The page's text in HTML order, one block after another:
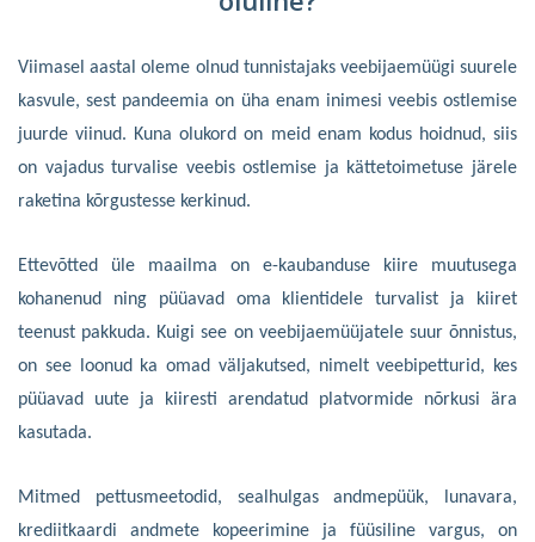
Viimasel aastal oleme olnud tunnistajaks veebijaemüügi suurele
kasvule, sest pandeemia on üha enam inimesi veebis ostlemise
juurde viinud. Kuna olukord on meid enam kodus hoidnud, siis
on vajadus turvalise veebis ostlemise ja kättetoimetuse järele
raketina kõrgustesse kerkinud.
Ettevõtted üle maailma on e-kaubanduse kiire muutusega
kohanenud ning püüavad oma klientidele turvalist ja kiiret
teenust pakkuda. Kuigi see on veebijaemüüjatele suur õnnistus,
on see loonud ka omad väljakutsed, nimelt veebipetturid, kes
püüavad uute ja kiiresti arendatud platvormide nõrkusi ära
kasutada.
Mitmed pettusmeetodid, sealhulgas andmepüük, lunavara,
krediitkaardi andmete kopeerimine ja füüsiline vargus, on